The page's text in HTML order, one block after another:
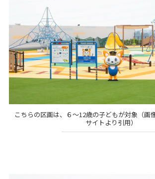
こちらの区画は、６～12歳の子どもが対象（画
サイトより引用）